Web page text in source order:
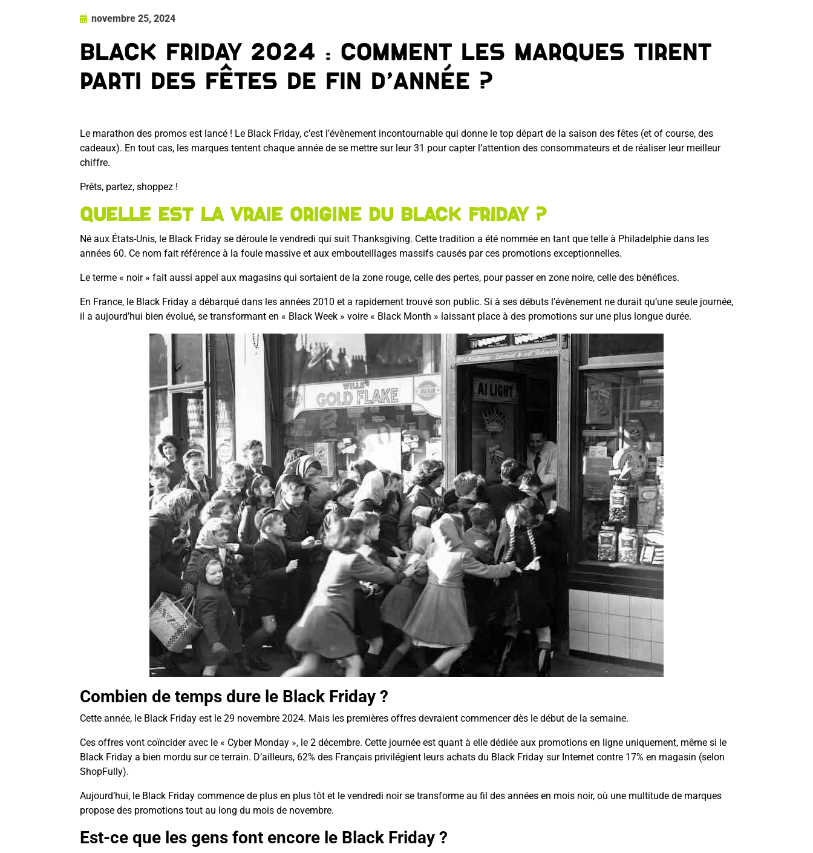
novembre 25, 2024
Black Friday 2024 : Comment les marques tirent
parti des fêtes de fin d’année ?
Le marathon des promos est lancé ! Le Black Friday, c’est l’évènement incontournable qui donne le top départ de la saison des fêtes (et of course, des
cadeaux). En tout cas, les marques tentent chaque année de se mettre sur leur 31 pour capter l’attention des consommateurs et de réaliser leur meilleur
chiffre.
Prêts, partez, shoppez !
Quelle est la vraie origine du Black Friday ?
Né aux États-Unis, le Black Friday se déroule le vendredi qui suit Thanksgiving. Cette tradition a été nommée en tant que telle à Philadelphie dans les
années 60. Ce nom fait référence à la foule massive et aux embouteillages massifs causés par ces promotions exceptionnelles.
Le terme « noir » fait aussi appel aux magasins qui sortaient de la zone rouge, celle des pertes, pour passer en zone noire, celle des bénéfices.
En France, le Black Friday a débarqué dans les années 2010 et a rapidement trouvé son public. Si à ses débuts l’évènement ne durait qu’une seule journée,
il a aujourd’hui bien évolué, se transformant en « Black Week » voire « Black Month » laissant place à des promotions sur une plus longue durée.
Combien de temps dure le Black Friday ?
Cette année, le Black Friday est le 29 novembre 2024. Mais les premières offres devraient commencer dès le début de la semaine.
Ces offres vont coïncider avec le « Cyber Monday », le 2 décembre. Cette journée est quant à elle dédiée aux promotions en ligne uniquement, même si le
Black Friday a bien mordu sur ce terrain. D’ailleurs, 62% des Français privilégient leurs achats du Black Friday sur Internet contre 17% en magasin (selon
ShopFully).
Aujourd’hui, le Black Friday commence de plus en plus tôt et le vendredi noir se transforme au fil des années en mois noir, où une multitude de marques
propose des promotions tout au long du mois de novembre.
Est-ce que les gens font encore le Black Friday ?